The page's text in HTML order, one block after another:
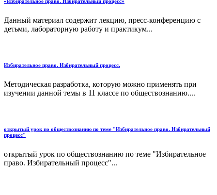
Данный материал содержит лекцию, пресс-конференцию с
детьми, лабораторную работу и практикум...
Избирательное право. Избирательный процесс.
Методическая разработка, которую можно применять при
изучении данной темы в 11 классе по обществознанию....
открытый урок по обществознанию по теме "Избирательное право. Избирательный
процесс"
открытый урок по обществознанию по теме "Избирательное
право. Избирательный процесс"...